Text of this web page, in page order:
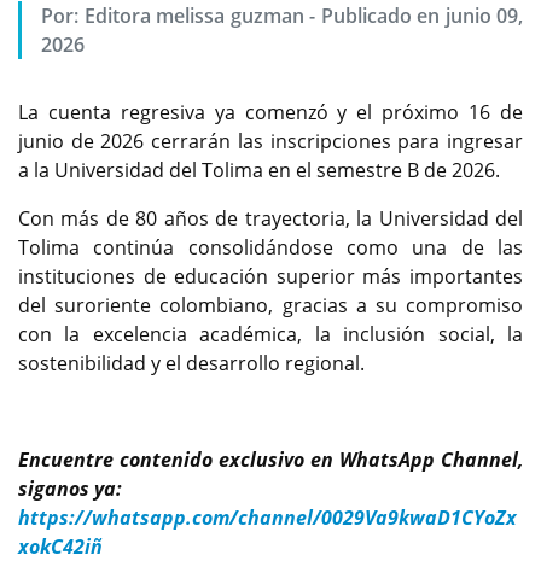
Por: Editora melissa guzman - Publicado en junio 09,
2026
La cuenta regresiva ya comenzó y el próximo 16 de
junio de 2026 cerrarán las inscripciones para ingresar
a la Universidad del Tolima en el semestre B de 2026.
Con más de 80 años de trayectoria, la Universidad del
Tolima continúa consolidándose como una de las
instituciones de educación superior más importantes
del suroriente colombiano, gracias a su compromiso
con la excelencia académica, la inclusión social, la
sostenibilidad y el desarrollo regional.
Encuentre contenido exclusivo en WhatsApp Channel,
siganos ya:
https://whatsapp.com/channel/0029Va9kwaD1CYoZx
xokC42iñ